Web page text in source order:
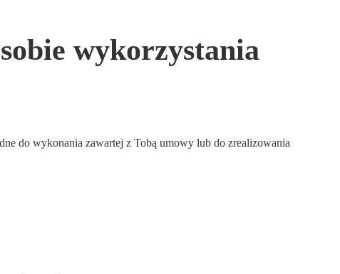
wykorzystania
do wykonania zawartej z Tobą umowy lub do zrealizowania